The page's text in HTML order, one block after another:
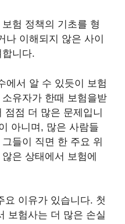
험 정책의 기초를 형
나 이해되지 않은 사이
니다.
에서 알 수 있듯이 보험
유자가 한때 보험을받
점점 더 많은 문제입니
아니며, 많은 사람들
들이 직면 한 주요 위
은 상태에서 보험에
요 이유가 있습니다. 첫
보험사는 더 많은 손실